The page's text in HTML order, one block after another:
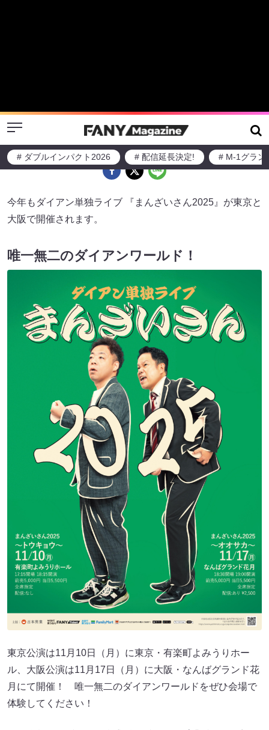
催!
2025-09-16 ニュース お知らせ
今年もダイアン単独ライブ 『まんざいさん2025』が東京と
大阪で開催されます。
唯一無二のダイアンワールド！
東京公演は11月10日（月）に東京・有楽町よみうりホー
ル、大阪公演は11月17日（月）に大阪・なんばグランド花
月にて開催！ 唯一無二のダイアンワールドをぜひ会場で
体験してください！